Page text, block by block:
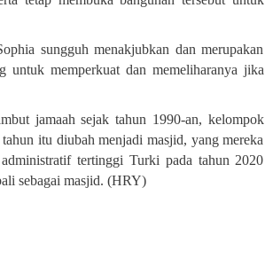
sungguh menakjubkan dan merupakan
untuk memperkuat dan memeliharanya jika
jamaah sejak tahun 1990-an, kelompok
itu diubah menjadi masjid, yang mereka
tertinggi Turki pada tahun 2020
sebagai masjid. (HRY)